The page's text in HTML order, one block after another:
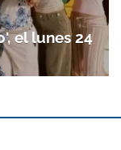
el lunes 24